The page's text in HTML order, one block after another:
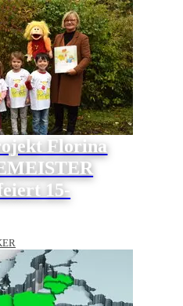
Florina
15-